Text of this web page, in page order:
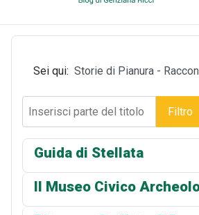
Sei qui: Storie di Pianura -
Filtro
Guida di Stellata
Il Museo Civico